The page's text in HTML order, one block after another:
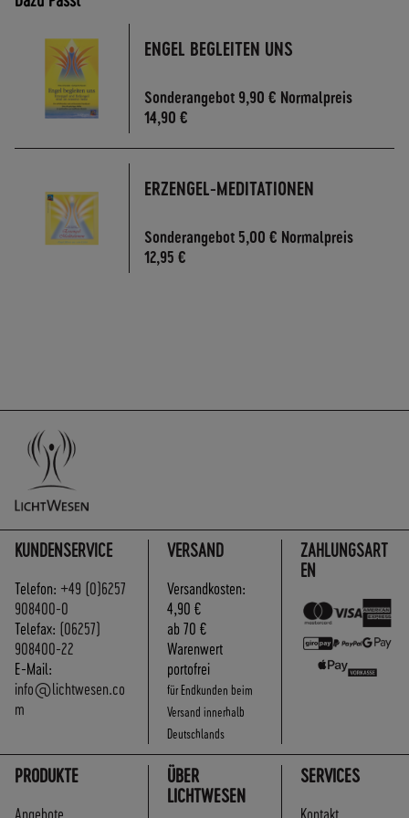
A
ENGEL BEGLEITEN UNS
Sonderangebot 9,90 € Normalpreis
14,90 €
ERZENGEL-MEDITATIONEN
Sonderangebot 5,00 € Normalpreis
12,95 €
KUNDENSERVICE
Telefon: +49 (0)6257
908400-0
Telefax: (06257)
908400-22
E-Mail:
info@lichtwesen.co
m
ZAHLUNGSART
EN
VERSAND
Versandkosten:
4,90 €
ab 70 €
Warenwert
portofrei
für Endkunden beim
Versand innerhalb
Deutschlands
PRODUKTE
Angebote
ÜBER
LICHTWESEN
SERVICES
Kontakt